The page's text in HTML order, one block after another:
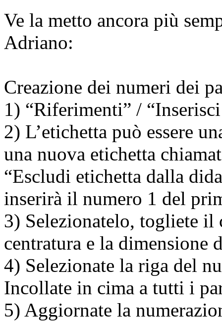
Ve la metto ancora più
Adriano:
Creazione dei numeri dei
1) “Riferimenti” /
2) L’etichetta può essere
una nuova etichetta
“Escludi etichetta dalla
inserirà il numero 1 del
3) Selezionatelo, togliete il
centratura e la dimensione
4) Selezionate la riga del
Incollate in cima a tutti i
5) Aggiornate la